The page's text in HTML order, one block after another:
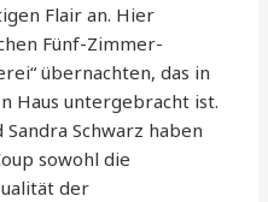
Flair an. Hier
Fünf-Zimmer-
übernachten, das in
Haus untergebracht ist.
Sandra Schwarz haben
sowohl die
der